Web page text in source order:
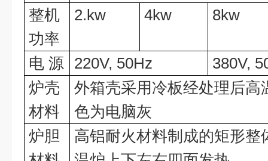
整机
功率
2.kw 4kw 8kw
电 源 220V, 50Hz 380V,
炉壳
材料
外箱壳采用冷板经处理后高
色为电脑灰
炉胆
高铝耐火材料制成的矩形整